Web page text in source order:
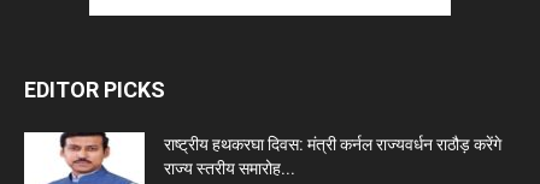
EDITOR PICKS
राष्ट्रीय हथकरघा दिवस: मंत्री कर्नल राज्यवर्धन राठौड़ करेंगे
राज्य स्तरीय समारोह...